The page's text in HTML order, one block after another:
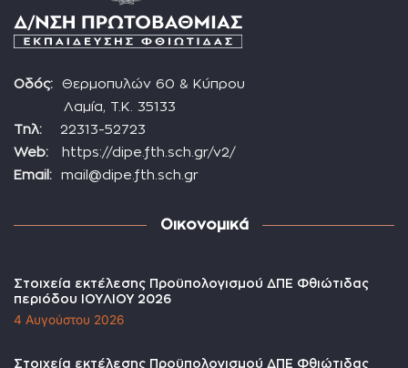
Οδός: Θερμοπυλών 60 & Κύπρου
Λαμία, Τ.Κ. 35133
Τηλ: 22313-52723
Web: https://dipe.fth.sch.gr/v2/
Email: mail@dipe.fth.sch.gr
Οικονομικά
Στοιχεία εκτέλεσης Προϋπολογισμού ΔΠΕ Φθιώτιδας
περιόδου ΙΟΥΛΙΟΥ 2026
4 Αυγούστου 2026
Στοιχεία εκτέλεσης Προϋπολογισμού ΔΠΕ Φθιώτιδας